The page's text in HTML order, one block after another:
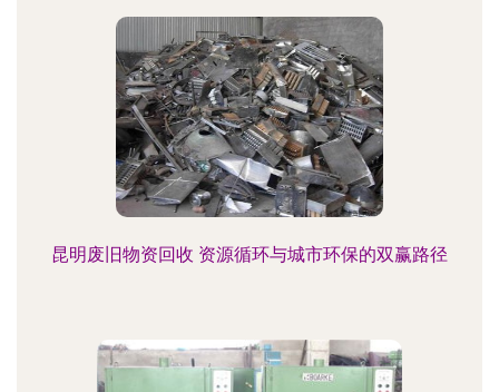
昆明废旧物资回收 资源循环与城市环保的双赢路径